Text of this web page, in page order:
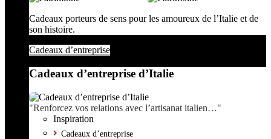
Cadeaux porteurs de sens pour les amoureux de l’Italie et de
son histoire.
Cadeaux d’entreprise
Cadeaux d’entreprise d’Italie
"Renforcez vos relations avec l’artisanat italien…"
Inspiration
Cadeaux d’entreprise